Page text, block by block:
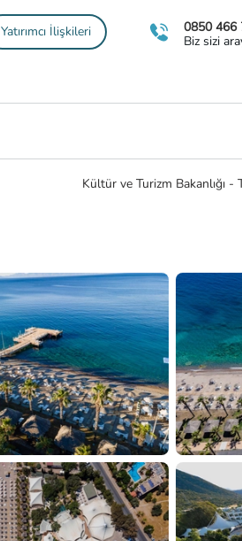
Yatırımcı İlişkileri
0850 466
Biz sizi
Kültür ve Turizm Bakanlığı